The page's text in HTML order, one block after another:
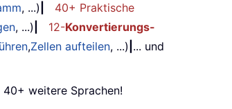
, ...)
40+ Praktische
, ...) 12-Konvertierungs-
,Zellen aufteilen, ...) ... und
weitere Sprachen!